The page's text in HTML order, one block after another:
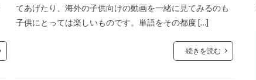
てあげたり、海外の子供向けの動画を一緒に見てみるのも
子供にとっては楽しいものです。単語をその都度 […]
続きを読む